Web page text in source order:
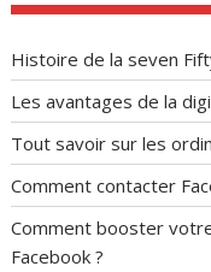
Histoire de la seven
Les avantages de la
Tout savoir sur les
Comment contacter
Comment booster
Facebook ?